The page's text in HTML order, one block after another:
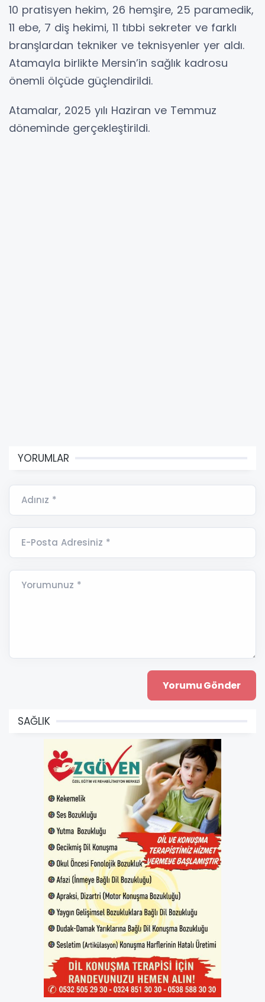
10 pratisyen hekim, 26 hemşire, 25 paramedik,
11 ebe, 7 diş hekimi, 11 tıbbi sekreter ve farklı
branşlardan tekniker ve teknisyenler yer aldı.
Atamayla birlikte Mersin’in sağlık kadrosu
önemli ölçüde güçlendirildi.
Atamalar, 2025 yılı Haziran ve Temmuz
döneminde gerçekleştirildi.
YORUMLAR
Adınız *
E-Posta Adresiniz *
Yorumunuz *
SAĞLIK